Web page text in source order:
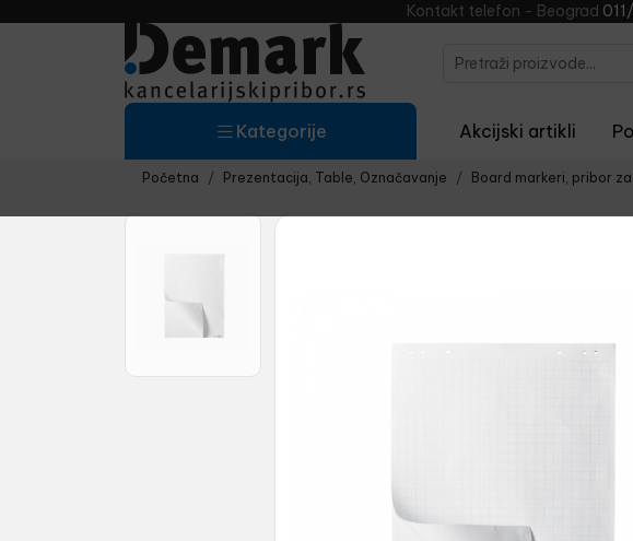
Kontakt telefon - Beograd
Kategorije Akcijski artikli
Početna Prezentacija, Table, Označavanje Board markeri, pribor